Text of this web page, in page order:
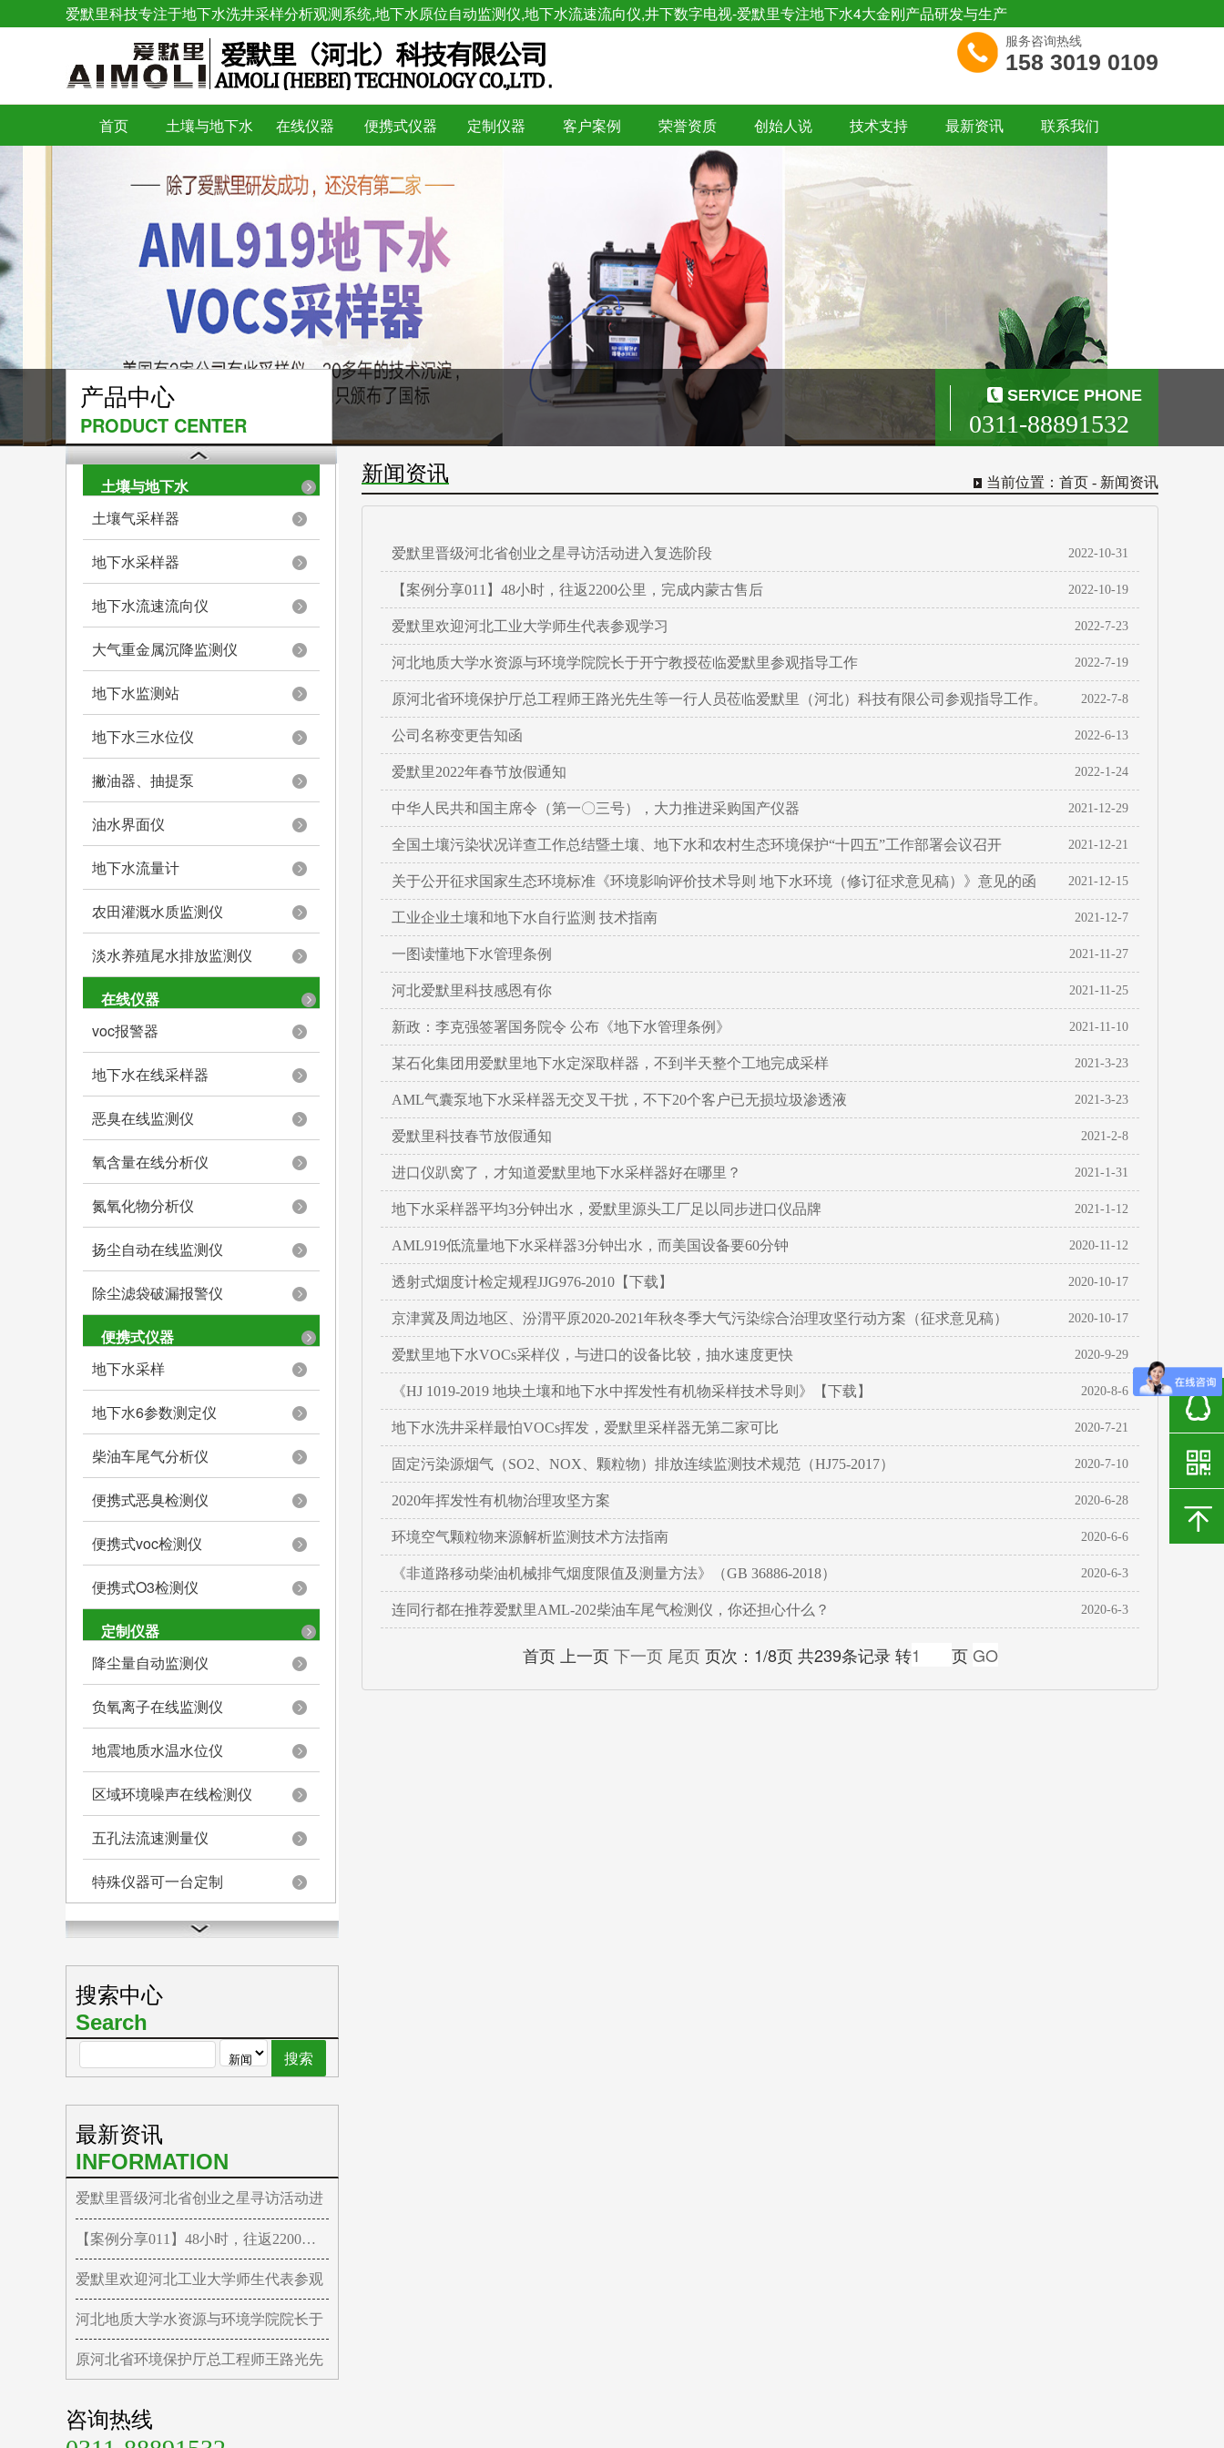
爱默里科技专注于地下水洗井采样分析观测系统,地下水原位自动监测仪,地下水流速流向仪,井下数字电视-爱默里专注地下水4大金刚产品研发与生产
服务咨询热线
158 3019 0109
首页 土壤与地下水 在线仪器 便携式仪器 定制仪器 客户案例 荣誉资质 创始人说 技术支持 最新资讯 联系我们
产品中心
PRODUCT CENTER
SERVICE PHONE
0311-88891532
土壤与地下水
土壤气采样器
地下水采样器
地下水流速流向仪
大气重金属沉降监测仪
地下水监测站
地下水三水位仪
撇油器、抽提泵
油水界面仪
地下水流量计
农田灌溉水质监测仪
淡水养殖尾水排放监测仪
在线仪器
voc报警器
地下水在线采样器
恶臭在线监测仪
氧含量在线分析仪
氮氧化物分析仪
扬尘自动在线监测仪
除尘滤袋破漏报警仪
便携式仪器
地下水采样
地下水6参数测定仪
柴油车尾气分析仪
便携式恶臭检测仪
便携式voc检测仪
便携式O3检测仪
定制仪器
降尘量自动监测仪
负氧离子在线监测仪
地震地质水温水位仪
区域环境噪声在线检测仪
五孔法流速测量仪
特殊仪器可一台定制
搜索中心
Search
最新资讯
INFORMATION
爱默里晋级河北省创业之星寻访活动进
【案例分享011】48小时，往返2200公里
爱默里欢迎河北工业大学师生代表参观
河北地质大学水资源与环境学院院长于
原河北省环境保护厅总工程师王路光先
咨询热线
新闻资讯 当前位置： 首页 - 新闻资讯
爱默里晋级河北省创业之星寻访活动进入复选阶段 2022-10-31
【案例分享011】48小时，往返2200公里，完成内蒙古售后 2022-10-19
爱默里欢迎河北工业大学师生代表参观学习 2022-7-23
河北地质大学水资源与环境学院院长于开宁教授莅临爱默里参观指导工作 2022-7-19
原河北省环境保护厅总工程师王路光先生等一行人员莅临爱默里（河北）科技有限公司参观指导工作。 2022-7-8
公司名称变更告知函 2022-6-13
爱默里2022年春节放假通知 2022-1-24
中华人民共和国主席令（第一〇三号），大力推进采购国产仪器 2021-12-29
全国土壤污染状况详查工作总结暨土壤、地下水和农村生态环境保护“十四五”工作部署会议召开 2021-12-21
关于公开征求国家生态环境标准《环境影响评价技术导则 地下水环境（修订征求意见稿）》意见的函 2021-12-15
工业企业土壤和地下水自行监测 技术指南 2021-12-7
一图读懂地下水管理条例 2021-11-27
河北爱默里科技感恩有你 2021-11-25
新政：李克强签署国务院令 公布《地下水管理条例》 2021-11-10
某石化集团用爱默里地下水定深取样器，不到半天整个工地完成采样 2021-3-23
AML气囊泵地下水采样器无交叉干扰，不下20个客户已无损垃圾渗透液 2021-3-23
爱默里科技春节放假通知 2021-2-8
进口仪趴窝了，才知道爱默里地下水采样器好在哪里？ 2021-1-31
地下水采样器平均3分钟出水，爱默里源头工厂足以同步进口仪品牌 2021-1-12
AML919低流量地下水采样器3分钟出水，而美国设备要60分钟 2020-11-12
透射式烟度计检定规程JJG976-2010【下载】 2020-10-17
京津冀及周边地区、汾渭平原2020-2021年秋冬季大气污染综合治理攻坚行动方案（征求意见稿） 2020-10-17
爱默里地下水VOCs采样仪，与进口的设备比较，抽水速度更快 2020-9-29
《HJ 1019-2019 地块土壤和地下水中挥发性有机物采样技术导则》【下载】 2020-8-6
地下水洗井采样最怕VOCs挥发，爱默里采样器无第二家可比 2020-7-21
固定污染源烟气（SO2、NOX、颗粒物）排放连续监测技术规范（HJ75-2017） 2020-7-10
2020年挥发性有机物治理攻坚方案 2020-6-28
环境空气颗粒物来源解析监测技术方法指南 2020-6-6
《非道路移动柴油机械排气烟度限值及测量方法》（GB 36886-2018） 2020-6-3
连同行都在推荐爱默里AML-202柴油车尾气检测仪，你还担心什么？ 2020-6-3
首页 上一页下一页 尾页页次：1/8页 共239条记录 转 页